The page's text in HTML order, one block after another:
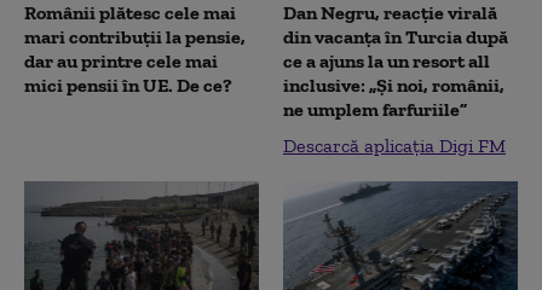
Românii plătesc cele mai
mari contribuții la pensie,
dar au printre cele mai
mici pensii în UE. De ce?
Dan Negru, reacție virală
din vacanța în Turcia după
ce a ajuns la un resort all
inclusive: „Și noi, românii,
ne umplem farfuriile”
Descarcă aplicația Digi FM